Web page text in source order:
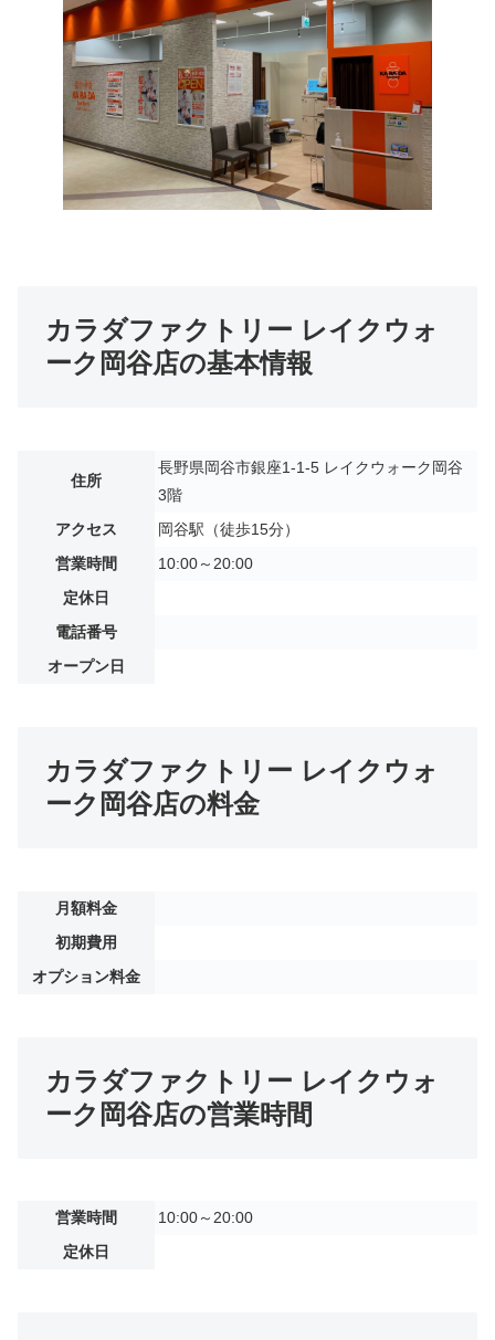
カラダファクトリー レイクウォ
ーク岡谷店の基本情報
住所
長野県岡谷市銀座1-1-5 レイクウォーク岡谷
3階
アクセス
岡谷駅（徒歩15分）
営業時間
10:00～20:00
定休日
電話番号
オープン日
カラダファクトリー レイクウォ
ーク岡谷店の料金
月額料金
初期費用
オプション料金
カラダファクトリー レイクウォ
ーク岡谷店の営業時間
営業時間
10:00～20:00
定休日